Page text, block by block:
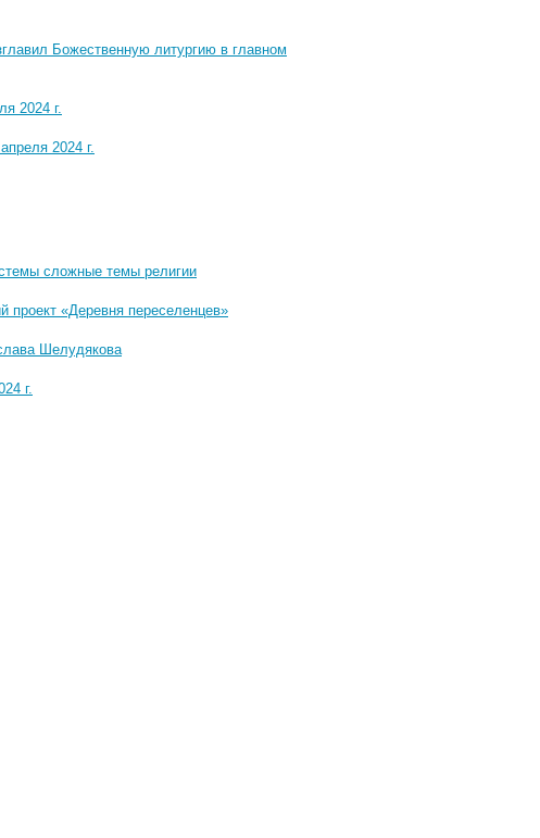
Божественную литургию в главном
2024 г.
2024 г.
сложные темы религии
проект «Деревня переселенцев»
Шелудякова
г.